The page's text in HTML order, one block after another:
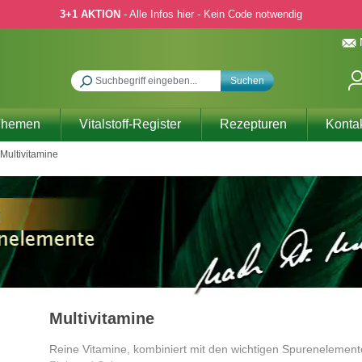
3+1 AKTION - Alle Infos hier - Kein Code notwendig
Suchen
Vitalstoff-Register Rezepturen
Multivitamine
Multivitamine
Reine Vitamine, kombiniert mit den wichtigen